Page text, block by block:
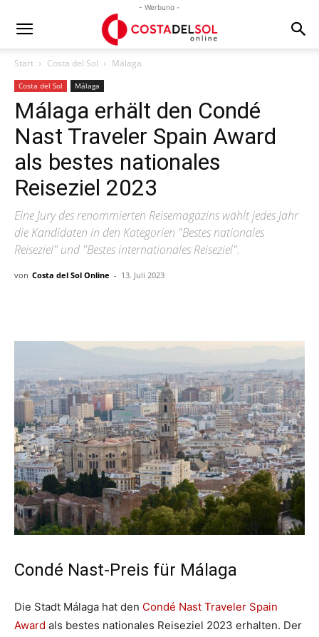
- Werbung -
Start Costa del Sol Málaga
Costa del Sol Málaga
Málaga erhält den Condé
Nast Traveler Spain Award
als bestes nationales
Reiseziel 2023
Eine Jury des renommierten Reisemagazins wählt jedes Jahr
die Kandidaten in den Kategorien "Bestes nationales
Reiseziel" und "Bestes internationales Reiseziel".
von Costa del Sol Online - 13. Juli 2023
Condé Nast-Preis für Málaga
Die Stadt Málaga hat den Condé Nast Traveler Spain
Award als bestes nationales Reiseziel 2023 erhalten. Der